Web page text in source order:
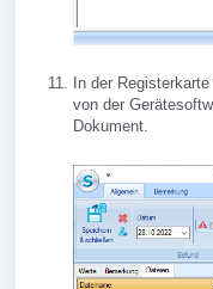
In der
von der
Dokument.